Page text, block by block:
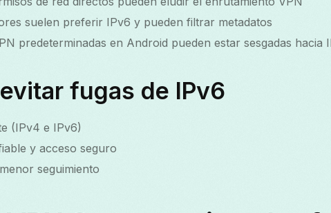
suelen preferir IPv6 y pueden filtrar metadatos
predeterminadas en Android pueden estar sesgadas hacia
fugas de IPv6
(IPv4 e IPv6)
y acceso seguro
seguimiento